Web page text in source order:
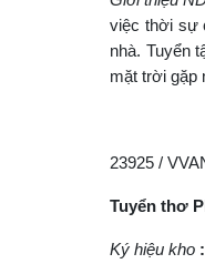
việc thời sự
nhà. Tuyển
mặt trời gặp
23925 /
Tuyển thơ
Ký hiệu kho